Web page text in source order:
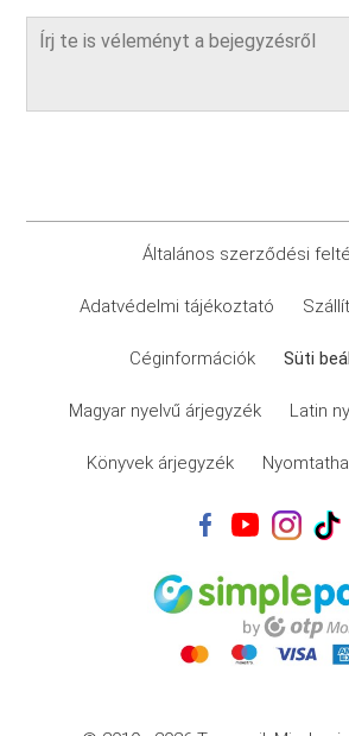
Általános szerződési
Adatvédelmi tájékoztató
Céginformációk Süti
Magyar nyelvű árjegyzék Latin
Könyvek árjegyzék